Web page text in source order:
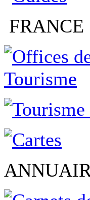
FRANCE